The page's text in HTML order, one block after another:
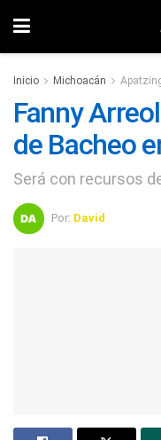
Inicio Michoacán
Fanny
de Bacheo
Será con recursos
Por: David